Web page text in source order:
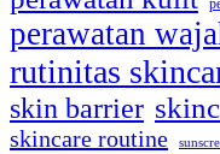
perawatan
rutinitas
skin barrier
skincare routine